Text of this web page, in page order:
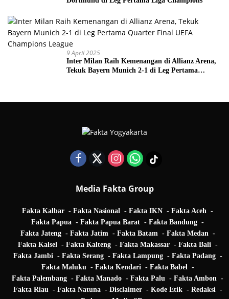
9 April 2025
Inter Milan Raih Kemenangan di Allianz Arena,
Tekuk Bayern Munich 2-1 di Leg Pertama
Media Fakta Group
Fakta Kalbar Fakta Nasional Fakta IKN
Fakta Aceh
Fakta Papua
Fakta Papua Barat
Fakta Bandung
Fakta Jateng
Fakta Jatim Fakta Batam
Fakta Medan
Fakta Kalsel
Fakta Kalteng Fakta Makassar
Fakta Bali
Fakta Jambi
Fakta Serang Fakta Lampung
Fakta Padang
Fakta Maluku
Fakta Kendari
Fakta Babel
Fakta Palembang
Fakta Manado Fakta Palu
Fakta Ambon
Fakta Riau
Fakta Natuna Disclaimer Kode Etik
Redaksi